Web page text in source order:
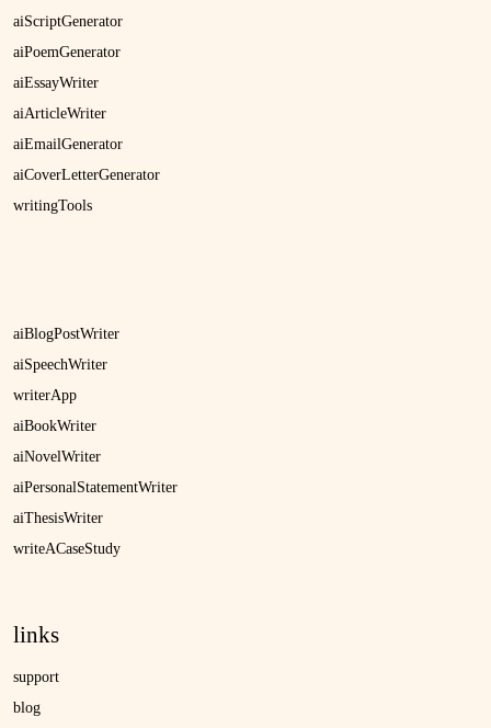
aiScriptGenerator
aiPoemGenerator
aiEssayWriter
aiArticleWriter
aiEmailGenerator
aiCoverLetterGenerator
writingTools
aiBlogPostWriter
aiSpeechWriter
writerApp
aiBookWriter
aiNovelWriter
aiPersonalStatementWriter
aiThesisWriter
writeACaseStudy
links
support
blog